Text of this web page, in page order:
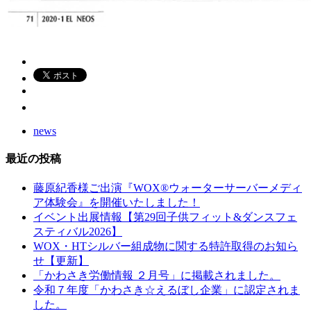
news
最近の投稿
藤原紀香様ご出演『WOX®ウォーターサーバーメディ
ア体験会』を開催いたしました！
イベント出展情報【第29回子供フィット&ダンスフェ
スティバル2026】
WOX・HTシルバー組成物に関する特許取得のお知ら
せ【更新】
「かわさき労働情報 ２月号」に掲載されました。
令和７年度「かわさき☆えるぼし企業」に認定されま
した。